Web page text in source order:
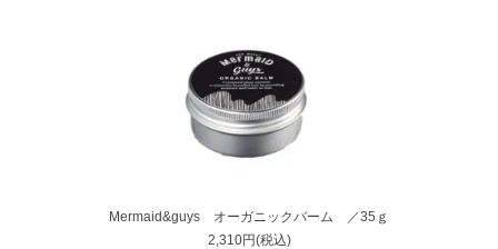
Mermaid&guys オーガニックバーム ／35ｇ
2,310円(税込)